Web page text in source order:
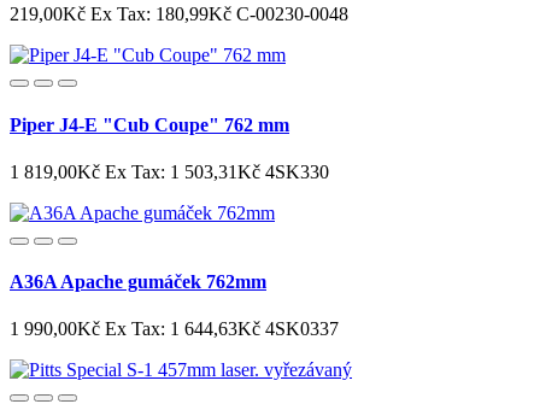
219,00Kč Ex Tax: 180,99Kč C-00230-0048
Piper J4-E "Cub Coupe" 762 mm
1 819,00Kč Ex Tax: 1 503,31Kč 4SK330
A36A Apache gumáček 762mm
1 990,00Kč Ex Tax: 1 644,63Kč 4SK0337